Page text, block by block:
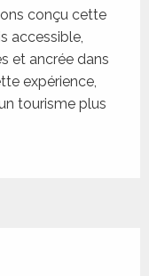
conçu cette
accessible,
et ancrée dans
expérience,
tourisme plus